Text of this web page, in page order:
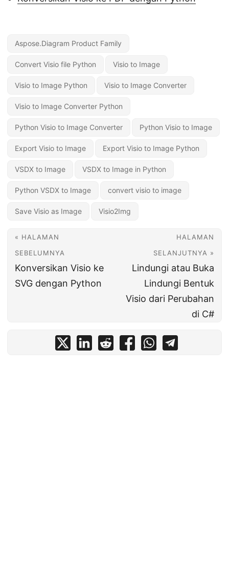
Aspose.Diagram Product Family
Convert Visio file Python Visio to Image
Visio to Image Python Visio to Image Converter
Visio to Image Converter Python
Python Visio to Image Converter Python Visio to Image
Export Visio to Image Export Visio to Image Python
VSDX to Image VSDX to Image in Python
Python VSDX to Image convert visio to image
Save Visio as Image Visio2Img
« HALAMAN
SEBELUMNYA
Konversikan Visio ke
SVG dengan Python
HALAMAN
SELANJUTNYA »
Lindungi atau Buka
Lindungi Bentuk
Visio dari Perubahan
di C#